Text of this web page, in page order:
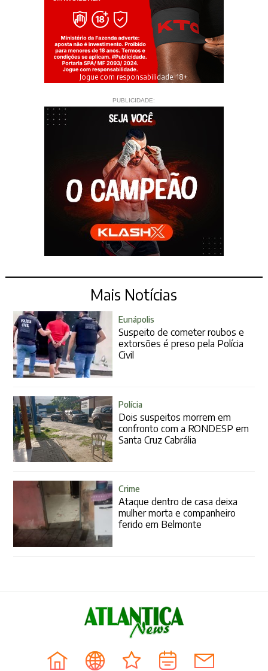
Jogue com responsabilidade. 18+
PUBLICIDADE:
Mais Notícias
Eunápolis
Suspeito de cometer roubos e
extorsões é preso pela Polícia
Civil
Polícia
Dois suspeitos morrem em
confronto com a RONDESP em
Santa Cruz Cabrália
Crime
Ataque dentro de casa deixa
mulher morta e companheiro
ferido em Belmonte